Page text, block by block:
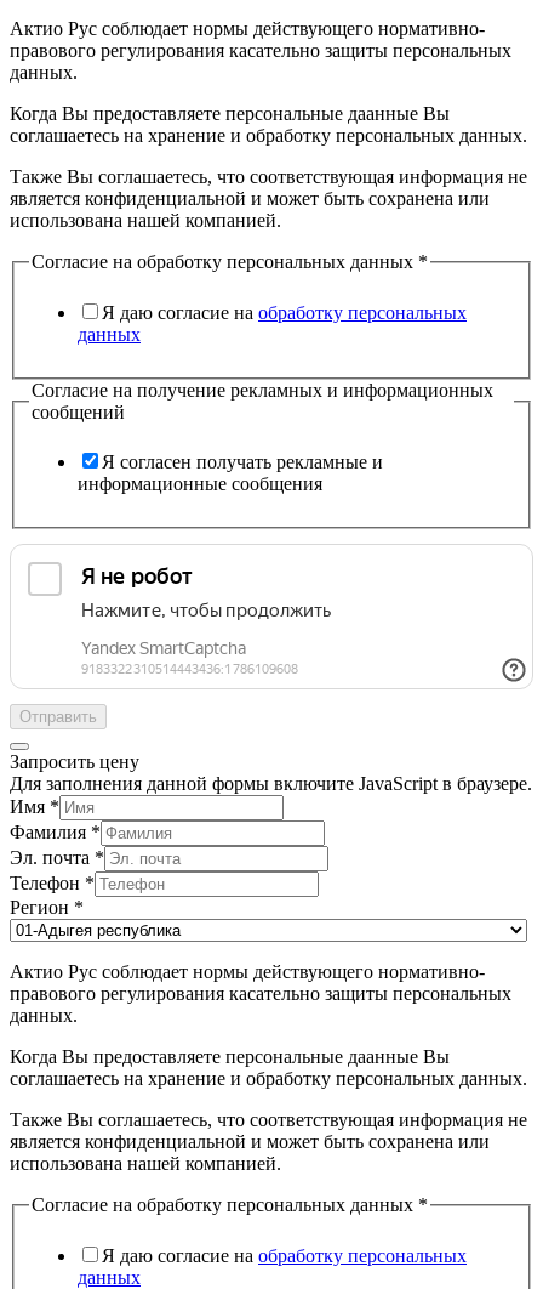
Актио Рус соблюдает нормы действующего нормативно-
правового регулирования касательно защиты персональных
данных.
Когда Вы предоставляете персональные даанные Вы
соглашаетесь на хранение и обработку персональных данных.
Также Вы соглашаетесь, что соответствующая информация не
является конфиденциальной и может быть сохранена или
использована нашей компанией.
Согласие на обработку персональных данных *
Я даю согласие на обработку персональных
данных
Согласие на получение рекламных и информационных
сообщений
Я согласен получать рекламные и
информационные сообщения
Отправить
Запросить цену
Для заполнения данной формы включите JavaScript в браузере.
Имя *
Фамилия *
Эл. почта *
Телефон *
Регион *
Актио Рус соблюдает нормы действующего нормативно-
правового регулирования касательно защиты персональных
данных.
Когда Вы предоставляете персональные даанные Вы
соглашаетесь на хранение и обработку персональных данных.
Также Вы соглашаетесь, что соответствующая информация не
является конфиденциальной и может быть сохранена или
использована нашей компанией.
Согласие на обработку персональных данных *
Я даю согласие на обработку персональных
данных